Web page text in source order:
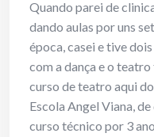
Quando parei de
dando aulas por uns
época, casei e tive
com a dança e o
curso de teatro aqui
Escola Angel Viana,
curso técnico por 3